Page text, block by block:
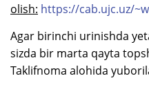
olish: https://cab.ujc.uz/
Agar birinchi urinishda
sizda bir marta qayta
Taklifnoma alohida